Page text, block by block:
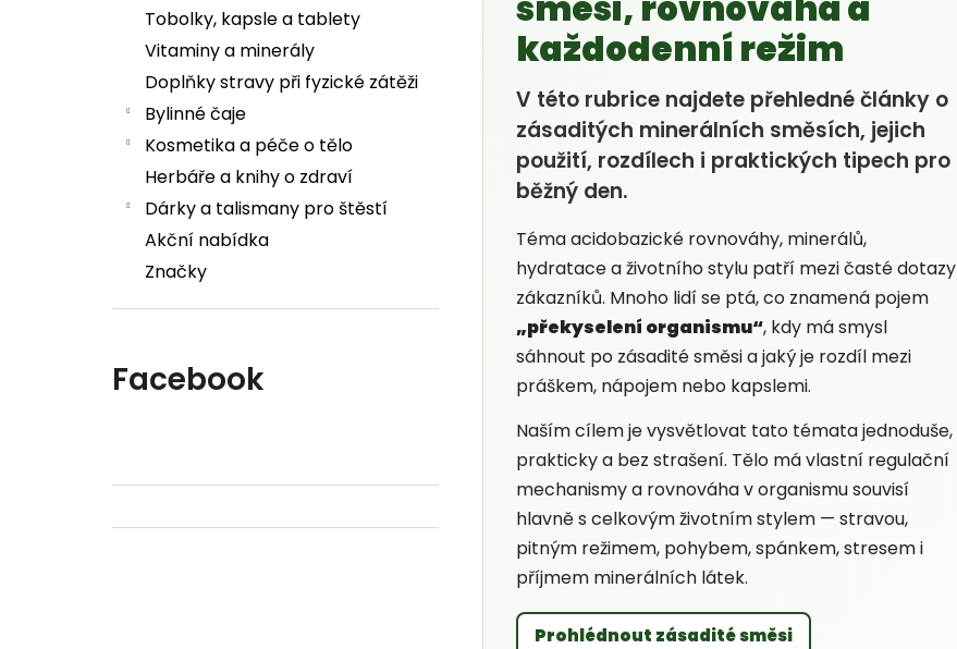
Tobolky, kapsle a tablety
Vitaminy a minerály
Doplňky stravy při fyzické zátěži
Bylinné čaje
Kosmetika a péče o tělo
Herbáře a knihy o zdraví
Dárky a talismany pro štěstí
Akční nabídka
Značky
Facebook
každodenní režim
V této rubrice najdete přehledné články o
zásaditých minerálních směsích, jejich
použití, rozdílech i praktických tipech pro
běžný den.
Téma acidobazické rovnováhy, minerálů,
hydratace a životního stylu patří mezi časté dotazy
zákazníků. Mnoho lidí se ptá, co znamená pojem
„překyselení organismu“, kdy má smysl
sáhnout po zásadité směsi a jaký je rozdíl mezi
práškem, nápojem nebo kapslemi.
Naším cílem je vysvětlovat tato témata jednoduše,
prakticky a bez strašení. Tělo má vlastní regulační
mechanismy a rovnováha v organismu souvisí
hlavně s celkovým životním stylem — stravou,
pitným režimem, pohybem, spánkem, stresem i
příjmem minerálních látek.
Prohlédnout zásadité směsi